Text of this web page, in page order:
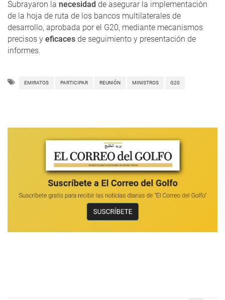
Subrayaron la necesidad de asegurar la implementación
de la hoja de ruta de los bancos multilaterales de
desarrollo, aprobada por el G20, mediante mecanismos
precisos y eficaces de seguimiento y presentación de
informes.
EMIRATOS PARTICIPAR REUNIÓN MINISTROS G20